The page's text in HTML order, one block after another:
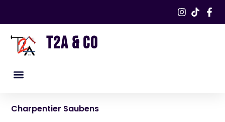
T2A & CO
Charpentier Saubens